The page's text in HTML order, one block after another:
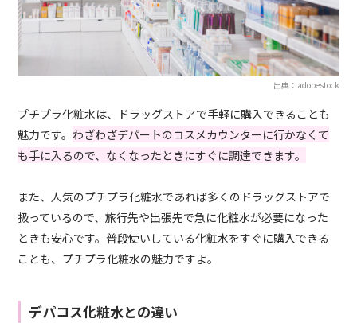
出典：adobestock
プチプラ化粧水は、ドラッグストアで手軽に購入できることも
魅力です。 わざわざデパートのコスメカウンターに行かなくて
も手に入るので、なくなったときにすぐに調達できます。
また、人気のプチプラ化粧水であれば多くのドラッグストアで
扱っているので、旅行先や出張先で急に化粧水が必要になった
ときも安心です。普段使いしている化粧水をすぐに購入できる
ことも、プチプラ化粧水の魅力ですよ。
デパコス化粧水との違い